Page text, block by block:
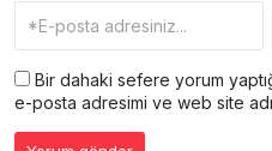
Bir dahaki sefere yorum
e-posta adresimi ve web site